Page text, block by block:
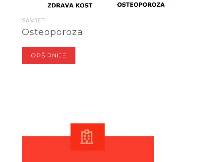
SAVJETI
Osteoporoza
OPŠIRNIJE